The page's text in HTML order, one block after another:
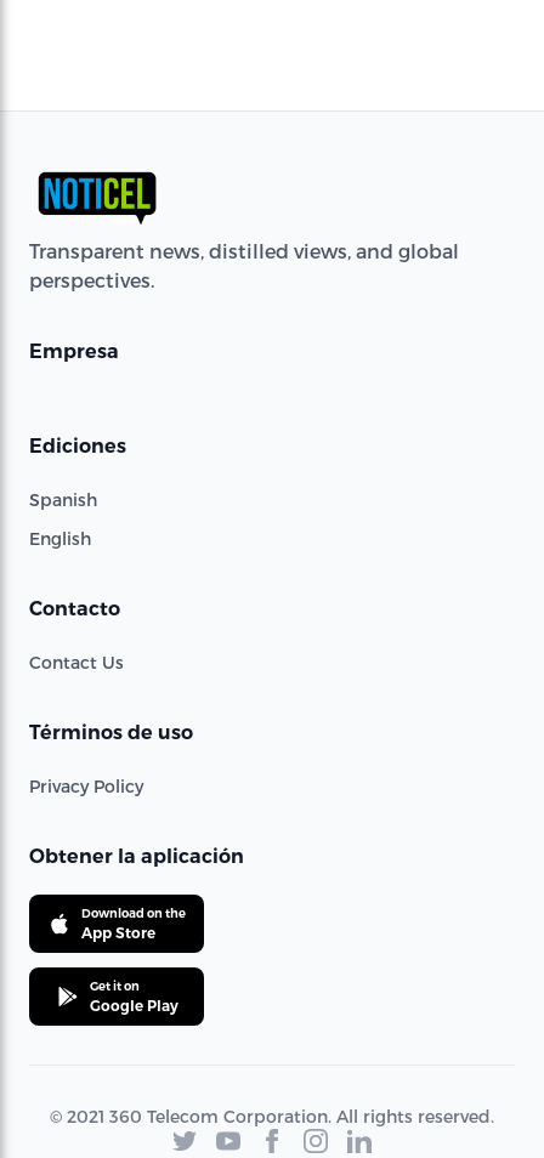
Transparent news, distilled views, and global
perspectives.
Empresa
Ediciones
Spanish
English
Contacto
Contact Us
Términos de uso
Privacy Policy
Obtener la aplicación
Download on the
App Store
Get it on
Google Play
© 2021 360 Telecom Corporation. All rights reserved.